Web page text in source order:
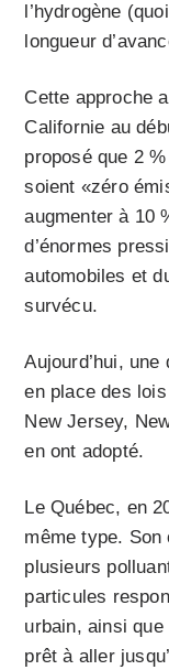
l’hydrogène
longueur
Cette approche
Californie au
proposé que 2
soient «zéro
augmenter à 10
d’énormes
automobiles et
survécu.
Aujourd’hui,
en place des
New Jersey,
en ont adopté.
Le Québec, en
même type.
plusieurs
particules
urbain, ainsi que
prêt à aller